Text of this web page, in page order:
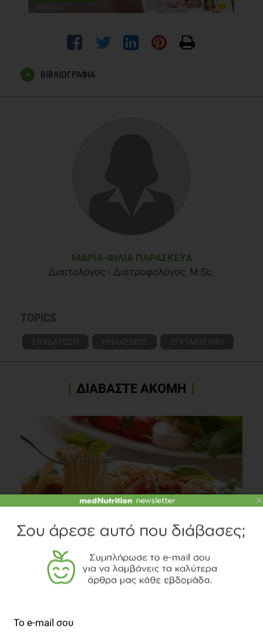
ΒΙΒΛΙΟΓΡΑΦΙΑ
Κατσιλάμπρος Ν. Κλινική Διατροφή. Αθήνα: Εκδόσεις
ΜΑΡΊΑ-ΦΙΛΊΑ ΠΑΡΑΣΚΕΥΆ
Διαιτολόγος - Διατροφολόγος, M.Sc.
TOPICS
ΕΝΥΔΑΤΩΣΗ ΘΗΛΑΣΜΟΣ ΕΓΚΥΜΟΣΥΝΗ
ΔΙΑΒΑΣΤΕ ΑΚΟΜΗ
Χρόνος λήψης των υδατανθράκων και αποκατάσταση
Άλλες Παθήσεις
1 λεπτό να διαβαστεί
×